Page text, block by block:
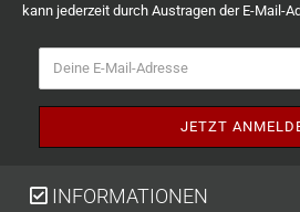
kann jederzeit durch Austragen der E-Mail-
INFORMATIONEN